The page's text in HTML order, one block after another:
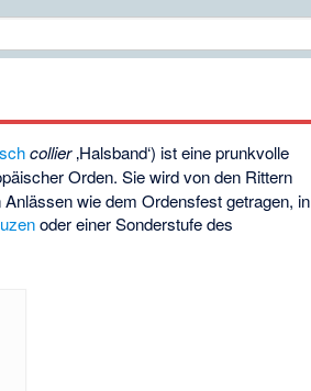
collier‚Halsband‘) ist eine prunkvolle
Orden. Sie wird von den Rittern
wie dem Ordensfest getragen, in
oder einer Sonderstufe des